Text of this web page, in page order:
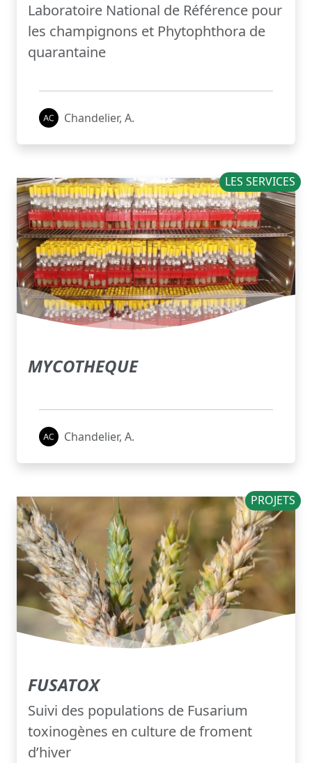
Laboratoire National de Référence pour
les champignons et Phytophthora de
quarantaine
Chandelier, A.
LES SERVICES
MYCOTHEQUE
Chandelier, A.
PROJETS
FUSATOX
Suivi des populations de Fusarium
toxinogènes en culture de froment
d’hiver